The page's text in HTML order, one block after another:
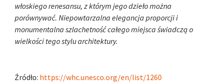
włoskiego renesansu, z którym jego dzieło można
porównywać. Niepowtarzalna elegancja proporcji i
monumentalna szlachetność całego miejsca świadczą o
wielkości tego stylu architektury.
Źródło: https://whc.unesco.org/en/list/1260